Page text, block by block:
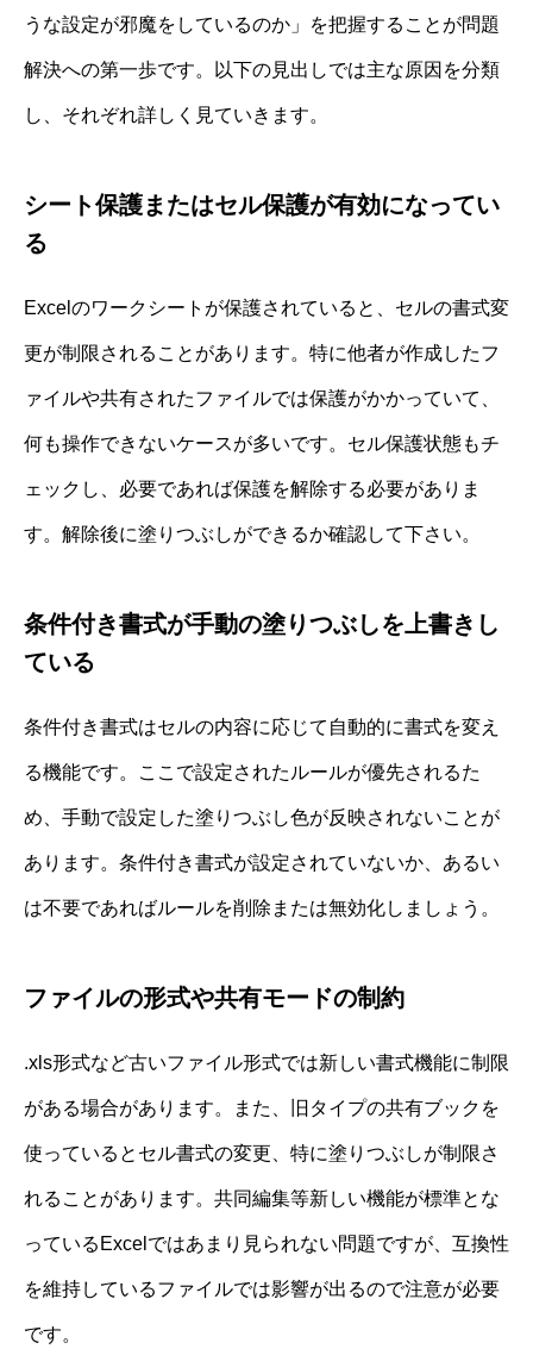
うな設定が邪魔をしているのか」を把握することが問題
解決への第一歩です。以下の見出しでは主な原因を分類
し、それぞれ詳しく見ていきます。
シート保護またはセル保護が有効になってい
る
Excelのワークシートが保護されていると、セルの書式変
更が制限されることがあります。特に他者が作成したフ
ァイルや共有されたファイルでは保護がかかっていて、
何も操作できないケースが多いです。セル保護状態もチ
ェックし、必要であれば保護を解除する必要がありま
す。解除後に塗りつぶしができるか確認して下さい。
条件付き書式が手動の塗りつぶしを上書きし
ている
条件付き書式はセルの内容に応じて自動的に書式を変え
る機能です。ここで設定されたルールが優先されるた
め、手動で設定した塗りつぶし色が反映されないことが
あります。条件付き書式が設定されていないか、あるい
は不要であればルールを削除または無効化しましょう。
ファイルの形式や共有モードの制約
.xls形式など古いファイル形式では新しい書式機能に制限
がある場合があります。また、旧タイプの共有ブックを
使っているとセル書式の変更、特に塗りつぶしが制限さ
れることがあります。共同編集等新しい機能が標準とな
っているExcelではあまり見られない問題ですが、互換性
を維持しているファイルでは影響が出るので注意が必要
です。